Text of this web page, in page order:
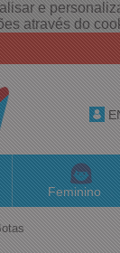
e
através do
Feminino